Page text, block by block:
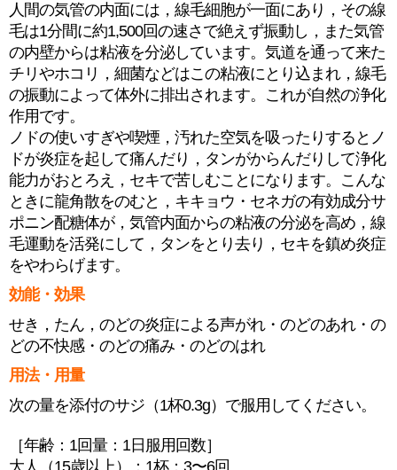
人間の気管の内面には，線毛細胞が一面にあり，その線
毛は1分間に約1,500回の速さで絶えず振動し，また気管
の内壁からは粘液を分泌しています。気道を通って来た
チリやホコリ，細菌などはこの粘液にとり込まれ，線毛
の振動によって体外に排出されます。これが自然の浄化
作用です。
ノドの使いすぎや喫煙，汚れた空気を吸ったりするとノ
ドが炎症を起して痛んだり，タンがからんだりして浄化
能力がおとろえ，セキで苦しむことになります。こんな
ときに龍角散をのむと，キキョウ・セネガの有効成分サ
ポニン配糖体が，気管内面からの粘液の分泌を高め，線
毛運動を活発にして，タンをとり去り，セキを鎮め炎症
をやわらげます。
効能・効果
せき，たん，のどの炎症による声がれ・のどのあれ・の
どの不快感・のどの痛み・のどのはれ
用法・用量
次の量を添付のサジ（1杯0.3g）で服用してください。
［年齢：1回量：1日服用回数］
大人（15歳以上）：1杯：3〜6回